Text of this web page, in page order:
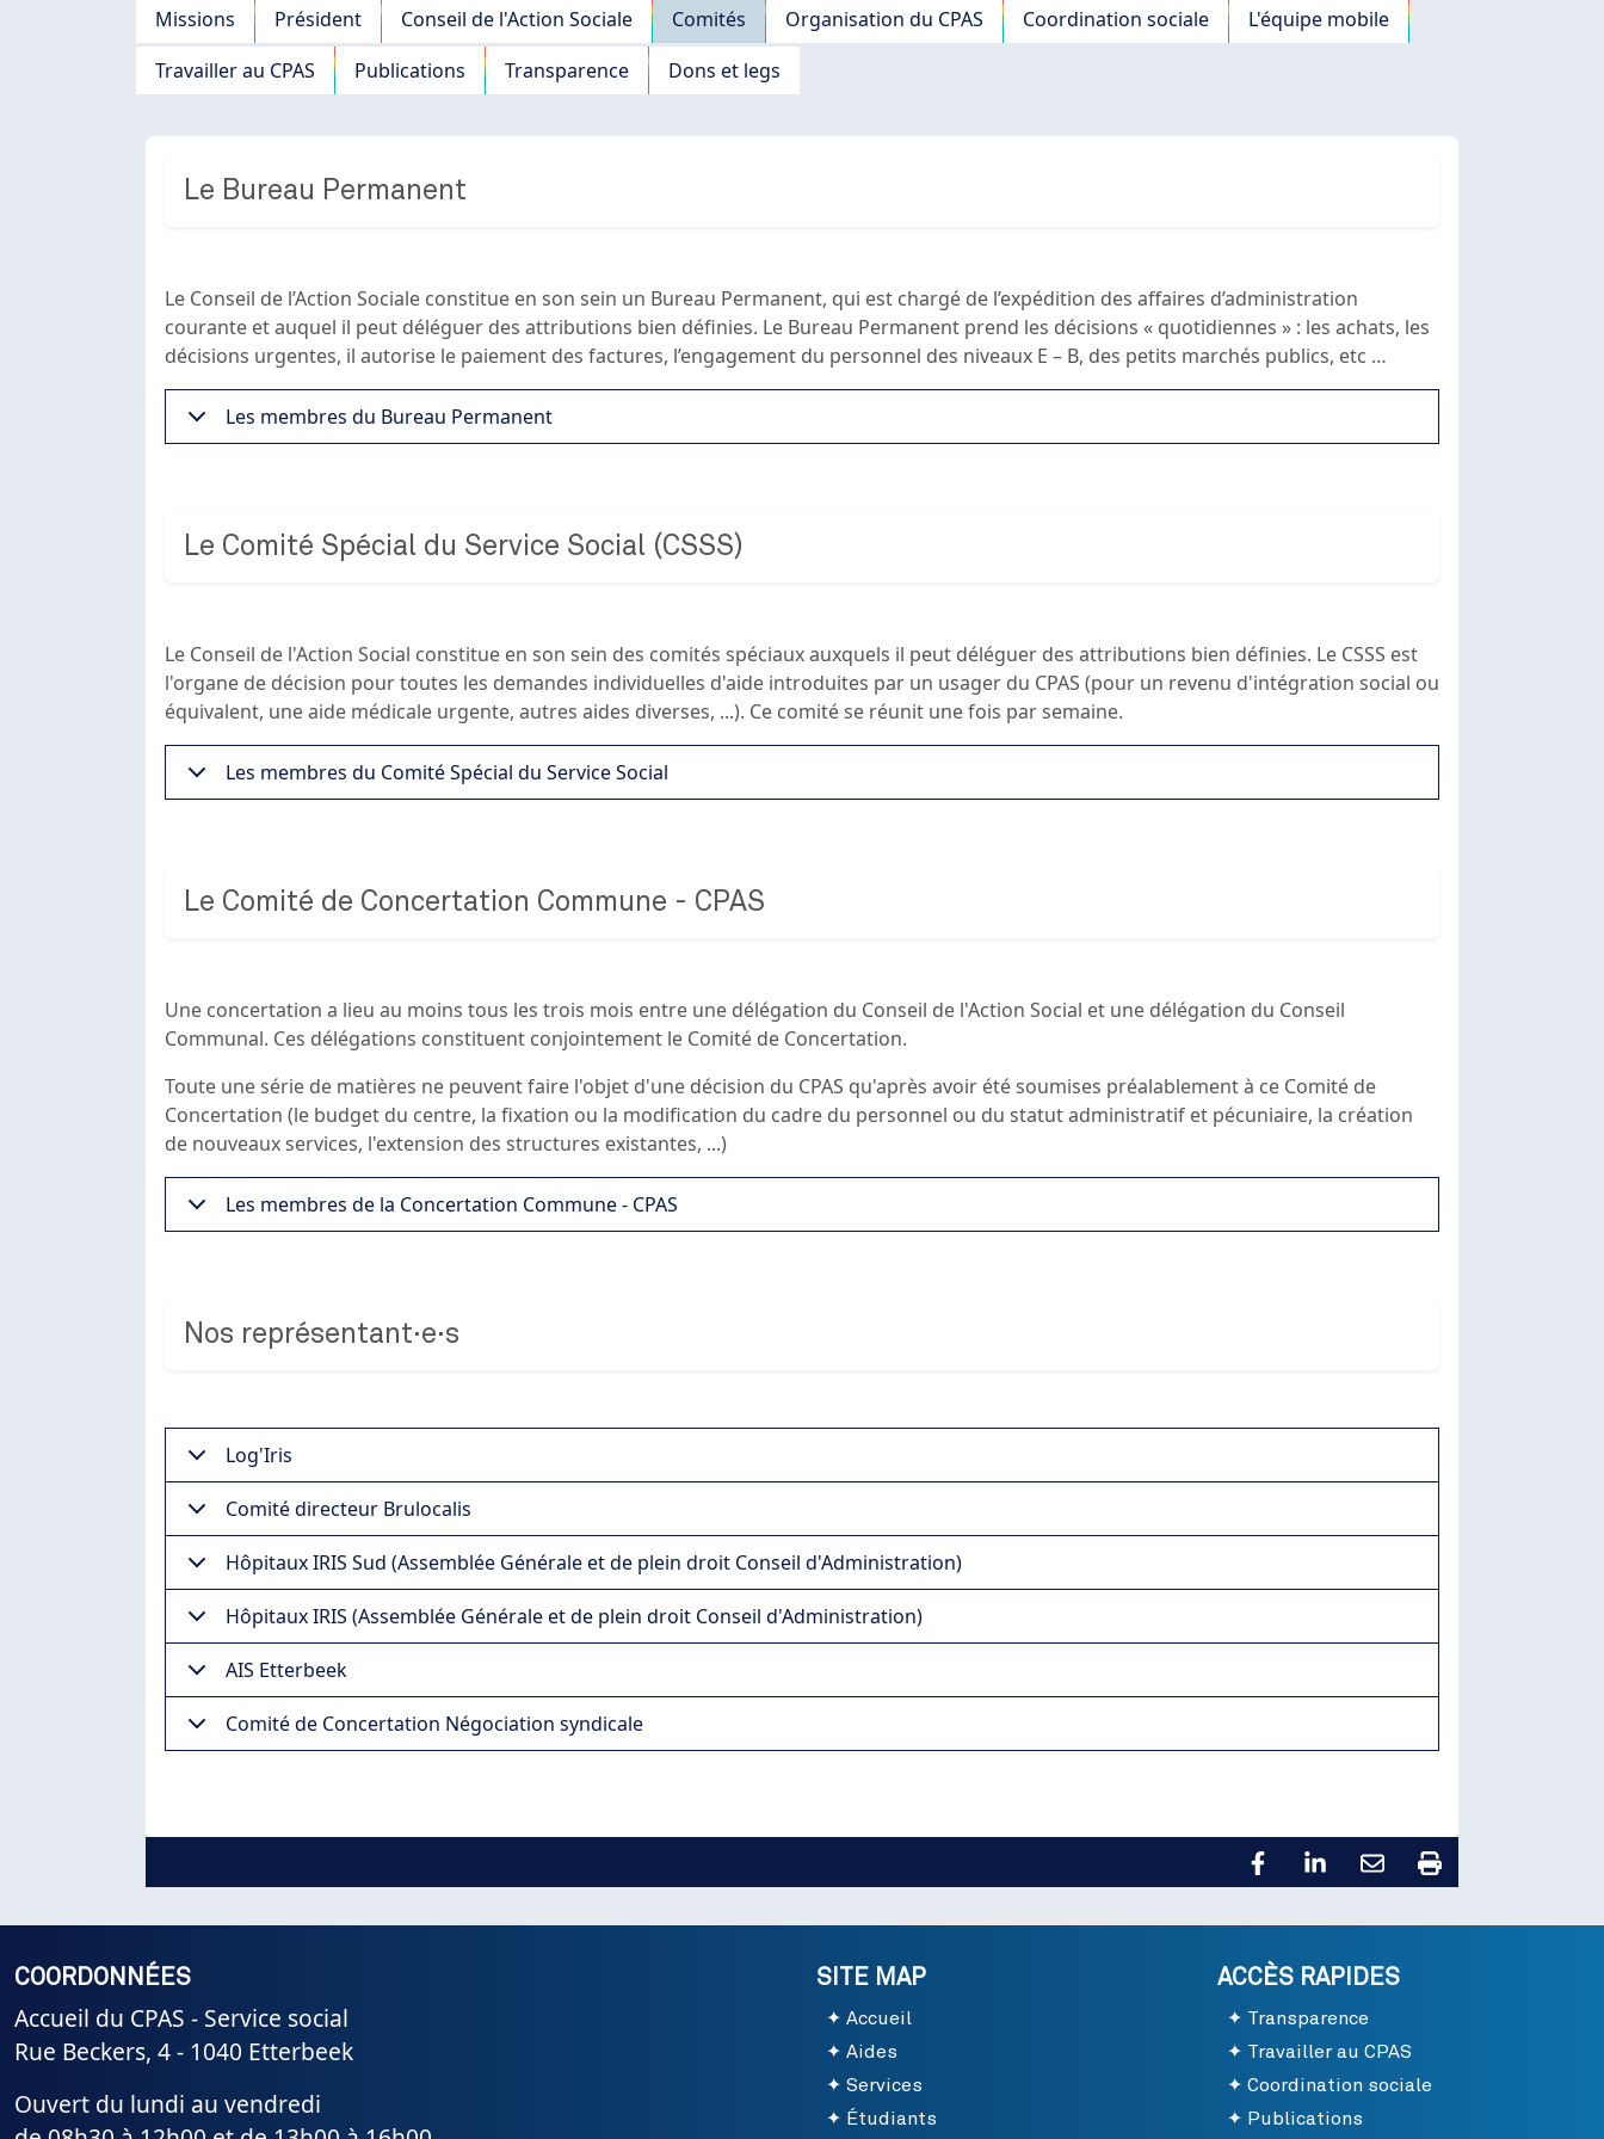
Navigation principale
Missions Président Conseil de l'Action Sociale Comités Organisation du CPAS Coordination sociale
L'équipe mobile
Travailler au CPAS
Publications Transparence Dons et legs
Le Bureau Permanent
Le Conseil de l’Action Sociale constitue en son sein un Bureau Permanent, qui est chargé de l’expédition des affaires d’administration
courante et auquel il peut déléguer des attributions bien définies. Le Bureau Permanent prend les décisions « quotidiennes » : les achats, les
décisions urgentes, il autorise le paiement des factures, l’engagement du personnel des niveaux E – B, des petits marchés publics, etc …
Les membres du Bureau Permanent
Le Comité Spécial du Service Social (CSSS)
Le Conseil de l'Action Social constitue en son sein des comités spéciaux auxquels il peut déléguer des attributions bien définies. Le CSSS est
l'organe de décision pour toutes les demandes individuelles d'aide introduites par un usager du CPAS (pour un revenu d'intégration social ou
équivalent, une aide médicale urgente, autres aides diverses, ...). Ce comité se réunit une fois par semaine.
Les membres du Comité Spécial du Service Social
Le Comité de Concertation Commune - CPAS
Une concertation a lieu au moins tous les trois mois entre une délégation du Conseil de l'Action Social et une délégation du Conseil
Communal. Ces délégations constituent conjointement le Comité de Concertation.
Toute une série de matières ne peuvent faire l'objet d'une décision du CPAS qu'après avoir été soumises préalablement à ce Comité de
Concertation (le budget du centre, la fixation ou la modification du cadre du personnel ou du statut administratif et pécuniaire, la création
de nouveaux services, l'extension des structures existantes, ...)
Les membres de la Concertation Commune - CPAS
Nos représentant·e·s
Log'Iris
Comité directeur Brulocalis
Hôpitaux IRIS Sud (Assemblée Générale et de plein droit Conseil d'Administration)
Hôpitaux IRIS (Assemblée Générale et de plein droit Conseil d'Administration)
AIS Etterbeek
Comité de Concertation Négociation syndicale
COORDONNÉES
Accueil du CPAS - Service social
Rue Beckers, 4 - 1040 Etterbeek
Ouvert du lundi au vendredi
SITE MAP
Accueil
Aides
Services
Étudiants
ACCÈS RAPIDES
Transparence
Travailler au CPAS
Coordination sociale
Publications